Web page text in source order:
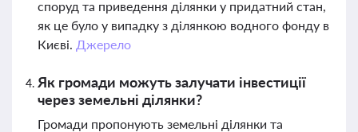
споруд та приведення ділянки у придатний стан,
як це було у випадку з ділянкою водного фонду в
Києві. Джерело
Як громади можуть залучати інвестиції
через земельні ділянки?
Громади пропонують земельні ділянки та